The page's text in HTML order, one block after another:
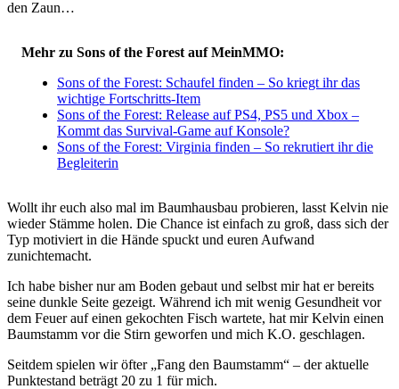
den Zaun…
Mehr zu Sons of the Forest auf MeinMMO:
Sons of the Forest: Schaufel finden – So kriegt ihr das
wichtige Fortschritts-Item
Sons of the Forest: Release auf PS4, PS5 und Xbox –
Kommt das Survival-Game auf Konsole?
Sons of the Forest: Virginia finden – So rekrutiert ihr die
Begleiterin
Wollt ihr euch also mal im Baumhausbau probieren, lasst Kelvin nie
wieder Stämme holen. Die Chance ist einfach zu groß, dass sich der
Typ motiviert in die Hände spuckt und euren Aufwand
zunichtemacht.
Ich habe bisher nur am Boden gebaut und selbst mir hat er bereits
seine dunkle Seite gezeigt. Während ich mit wenig Gesundheit vor
dem Feuer auf einen gekochten Fisch wartete, hat mir Kelvin einen
Baumstamm vor die Stirn geworfen und mich K.O. geschlagen.
Seitdem spielen wir öfter „Fang den Baumstamm“ – der aktuelle
Punktestand beträgt 20 zu 1 für mich.